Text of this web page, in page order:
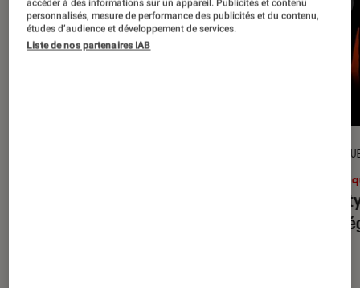
leur
accéder à des informations sur un appareil. Publicités et contenu
personnalisés, mesure de performance des publicités et du contenu,
études d’audience et développement de services.
Liste de nos partenaires IAB